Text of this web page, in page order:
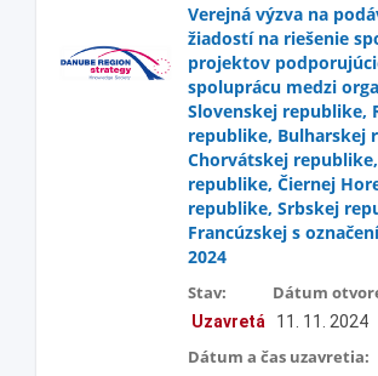
Verejná výzva na
žiadostí na riešenie
projektov
spoluprácu medzi
Slovenskej republike,
republike, Bulharskej
Chorvátskej
republike, Čiernej
republike, Srbskej
Francúzskej s
2024
Stav:
Uzavretá
Dátum
11. 11. 2024
Dátum a čas uzavretia: